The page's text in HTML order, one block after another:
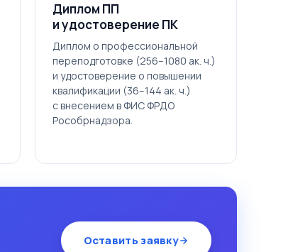
Диплом ПП
и удостоверение ПК
Диплом о профессиональной
переподготовке (256–1080 ак. ч.)
и удостоверение о повышении
квалификации (36–144 ак. ч.)
с внесением в ФИС ФРДО
Рособрнадзора.
Оставить заявку